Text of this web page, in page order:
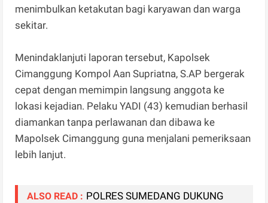
menimbulkan ketakutan bagi karyawan dan warga
sekitar.
Menindaklanjuti laporan tersebut, Kapolsek
Cimanggung Kompol Aan Supriatna, S.AP bergerak
cepat dengan memimpin langsung anggota ke
lokasi kejadian. Pelaku YADI (43) kemudian berhasil
diamankan tanpa perlawanan dan dibawa ke
Mapolsek Cimanggung guna menjalani pemeriksaan
lebih lanjut.
ALSO READ : POLRES SUMEDANG DUKUNG